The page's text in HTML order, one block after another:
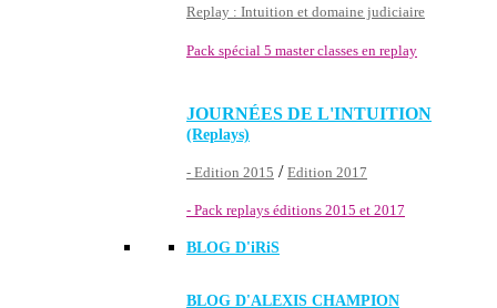
Replay : Intuition et domaine judiciaire
Pack spécial 5 master classes en replay
JOURNÉES DE L'INTUITION
(Replays)
- Edition 2015 / Edition 2017
- Pack replays éditions 2015 et 2017
BLOG D'iRiS
BLOG D'ALEXIS CHAMPION